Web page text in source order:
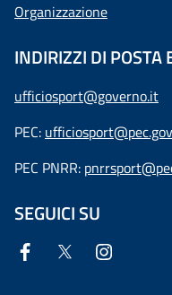
Organizzazione
INDIRIZZI DI POSTA
ufficiosport@governo.it
PEC:
PEC PNRR:
SEGUICI SU